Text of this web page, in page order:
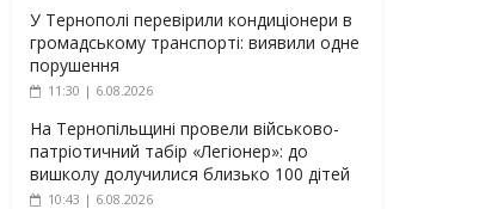
У Тернополі перевірили кондиціонери в
громадському транспорті: виявили одне
порушення
11:30 | 6.08.2026
На Тернопільщині провели військово-
патріотичний табір «Легіонер»: до
вишколу долучилися близько 100 дітей
10:43 | 6.08.2026